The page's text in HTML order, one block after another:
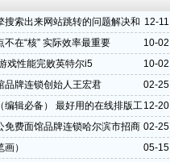
12-11
搜索出来网站跳转的问题解决和
10-02
在“核” 实际效率最重要
10-02
戏性能完败英特尔i5
02-25
品牌连锁创始人王宏君
12-20
编辑必备） 最好用的在线排版工
02-25
免费面馆品牌连锁哈尔滨市招商
05-15
）